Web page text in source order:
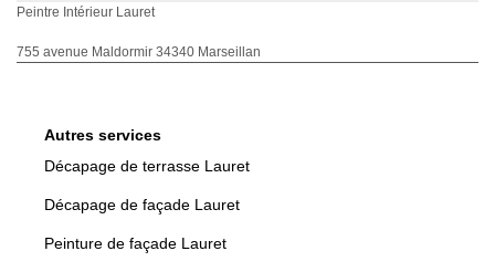
Peintre Intérieur Lauret
755 avenue Maldormir 34340 Marseillan
Autres services
Décapage de terrasse Lauret
Décapage de façade Lauret
Peinture de façade Lauret